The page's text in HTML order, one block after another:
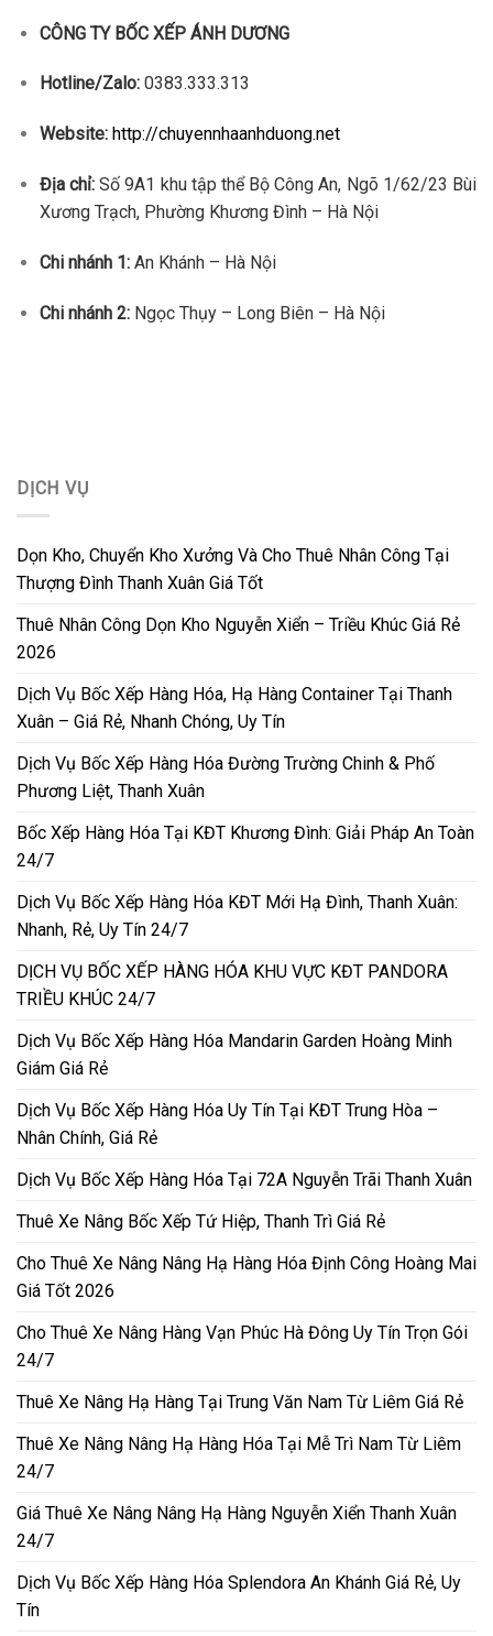
CÔNG TY BỐC XẾP ÁNH DƯƠNG
Hotline/Zalo:0383.333.313
Website: http://chuyennhaanhduong.net
Địa chỉ:Số 9A1 khu tập thể Bộ Công An, Ngõ 1/62/23 Bùi
Xương Trạch, Phường Khương Đình – Hà Nội
Chi nhánh 1:An Khánh – Hà Nội
Chi nhánh 2:Ngọc Thụy – Long Biên – Hà Nội
DỊCH VỤ
Dọn Kho, Chuyển Kho Xưởng Và Cho Thuê Nhân Công Tại
Thượng Đình Thanh Xuân Giá Tốt
Thuê Nhân Công Dọn Kho Nguyễn Xiển – Triều Khúc Giá Rẻ
2026
Dịch Vụ Bốc Xếp Hàng Hóa, Hạ Hàng Container Tại Thanh
Xuân – Giá Rẻ, Nhanh Chóng, Uy Tín
Dịch Vụ Bốc Xếp Hàng Hóa Đường Trường Chinh & Phố
Phương Liệt, Thanh Xuân
Bốc Xếp Hàng Hóa Tại KĐT Khương Đình: Giải Pháp An Toàn
24/7
Dịch Vụ Bốc Xếp Hàng Hóa KĐT Mới Hạ Đình, Thanh Xuân:
Nhanh, Rẻ, Uy Tín 24/7
DỊCH VỤ BỐC XẾP HÀNG HÓA KHU VỰC KĐT PANDORA
TRIỀU KHÚC 24/7
Dịch Vụ Bốc Xếp Hàng Hóa Mandarin Garden Hoàng Minh
Giám Giá Rẻ
Dịch Vụ Bốc Xếp Hàng Hóa Uy Tín Tại KĐT Trung Hòa –
Nhân Chính, Giá Rẻ
Dịch Vụ Bốc Xếp Hàng Hóa Tại 72A Nguyễn Trãi Thanh Xuân
Thuê Xe Nâng Bốc Xếp Tứ Hiệp, Thanh Trì Giá Rẻ
Cho Thuê Xe Nâng Nâng Hạ Hàng Hóa Định Công Hoàng Mai
Giá Tốt 2026
Cho Thuê Xe Nâng Hàng Vạn Phúc Hà Đông Uy Tín Trọn Gói
24/7
Thuê Xe Nâng Hạ Hàng Tại Trung Văn Nam Từ Liêm Giá Rẻ
Thuê Xe Nâng Nâng Hạ Hàng Hóa Tại Mễ Trì Nam Từ Liêm
24/7
Giá Thuê Xe Nâng Nâng Hạ Hàng Nguyễn Xiển Thanh Xuân
24/7
Dịch Vụ Bốc Xếp Hàng Hóa Splendora An Khánh Giá Rẻ, Uy
Tín